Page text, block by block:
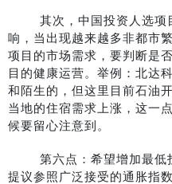
其次，中国投资人选项
响，当出现越来越多非都市
项目的市场需求，要判断是
目的健康运营。举例：北达
和陌生的，但这里目前石油
当地的住宿需求上涨，这一
候要留心注意到。
第六点：希望增加最低
提议参照广泛接受的通胀指数